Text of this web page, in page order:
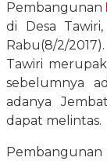
Pembangunan
di Desa
Rabu(8/2/
Tawiri
sebelumnya
adanya
dapat melintas.